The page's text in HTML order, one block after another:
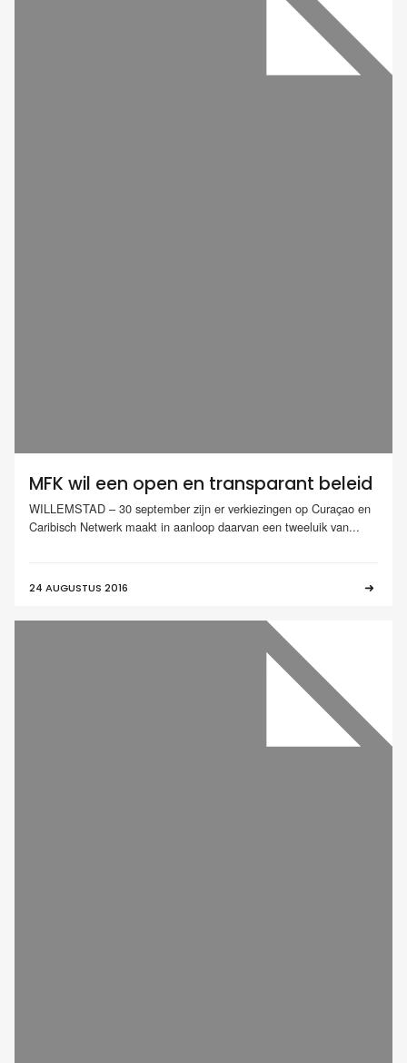
MFK wil een open en transparant beleid
WILLEMSTAD – 30 september zijn er verkiezingen op Curaçao en
Caribisch Netwerk maakt in aanloop daarvan een tweeluik van...
24 AUGUSTUS 2016